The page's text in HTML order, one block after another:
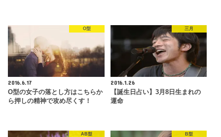
O型
2016.6.17
O型の女子の落とし方はこちらか
ら押しの精神で攻め尽くす！
三月
2016.1.26
【誕生日占い】3月8日生まれの
運命
AB型 B型